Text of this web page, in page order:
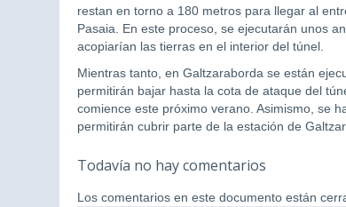
restan en torno a 180 metros para llegar al
Pasaia. En este proceso, se ejecutarán unos
acopiarían las tierras en el interior del túnel.
Mientras tanto, en Galtzaraborda se están
permitirán bajar hasta la cota de ataque del
comience este próximo verano. Asimismo, se
permitirán cubrir parte de la estación de
Todavía no hay comentarios
Los comentarios en este documento están